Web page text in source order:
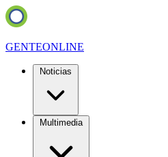
GENTEONLINE
Noticias
Multimedia